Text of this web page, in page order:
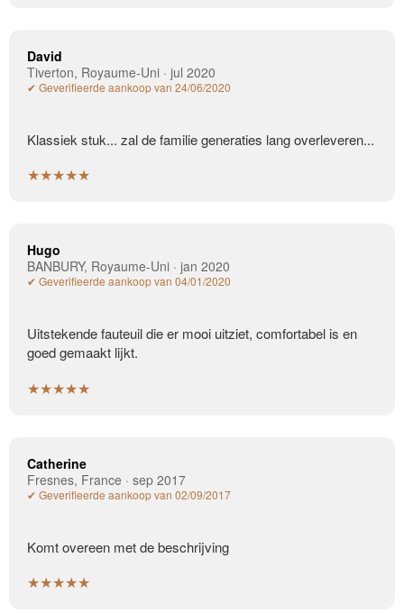
David
Tiverton, Royaume-Uni · jul 2020
✔ Geverifieerde aankoop van 24/06/2020
Klassiek stuk... zal de familie generaties lang overleveren...
★★★★★
Hugo
BANBURY, Royaume-Uni · jan 2020
✔ Geverifieerde aankoop van 04/01/2020
Uitstekende fauteuil die er mooi uitziet, comfortabel is en
goed gemaakt lijkt.
★★★★★
Catherine
Fresnes, France · sep 2017
✔ Geverifieerde aankoop van 02/09/2017
Komt overeen met de beschrijving
★★★★★